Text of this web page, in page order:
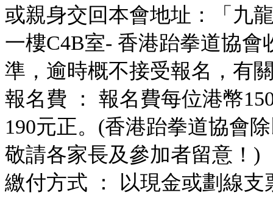
或親身交回本會地址：「九
一樓C4B室- 香港跆拳道協會
準，逾時概不接受報名， 有
報名費 ： 報名費每位港幣
190元正。 (香港跆拳道協會
敬請各家長及參加者留意！)
繳付方式 ： 以現金或劃線